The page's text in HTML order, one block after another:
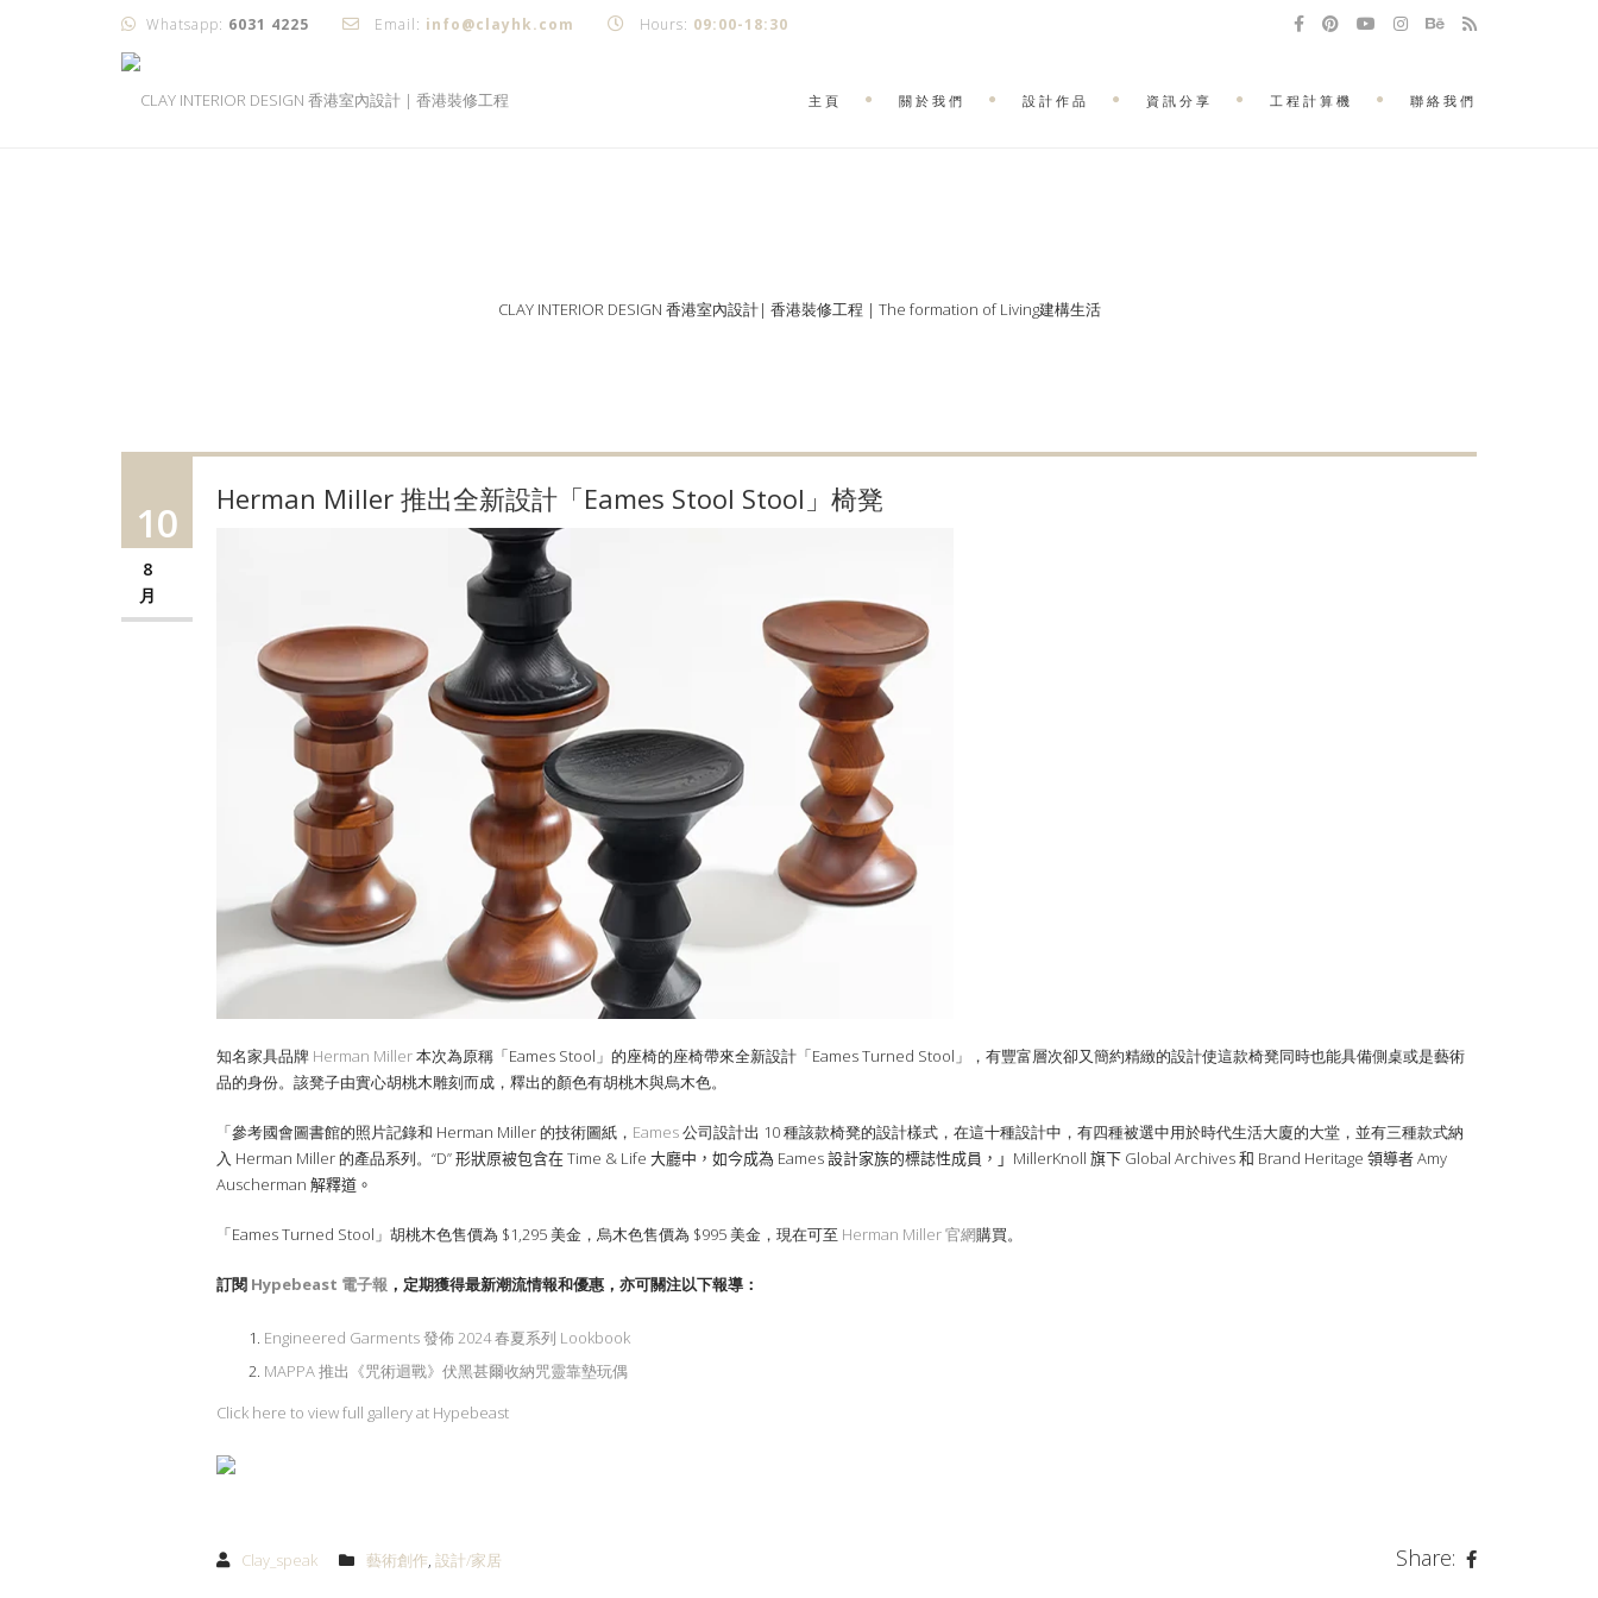
Whatsapp: 6031 4225 Email: info@clayhk.com Hours: 09:00-18:30
主頁 關於我們 設計作品 資訊分享 工程計算機 聯絡我們
CLAY INTERIOR DESIGN 香港室內設計| 香港裝修工程 | The formation of Living建構生活
10
8
月
Herman Miller 推出全新設計「Eames Stool Stool」椅凳
知名家具品牌 Herman Miller本次為原稱「Eames Stool」的座椅的座椅帶來全新設計「Eames Turned Stool」，有豐富層次卻又簡約精緻的設計使這款椅凳同時也能具備側桌或是藝術
品的身份。該凳子由實心胡桃木雕刻而成，釋出的顏色有胡桃木與烏木色。
「參考國會圖書館的照片記錄和 Herman Miller 的技術圖紙， Eames公司設計出 10 種該款椅凳的設計樣式，在這十種設計中，有四種被選中用於時代生活大廈的大堂，並有三種款式納
入 Herman Miller 的產品系列。 “D” 形狀原被包含在 Time & Life 大廳中，如今成為 Eames 設計家族的標誌性成員，」MillerKnoll 旗下 Global Archives 和 Brand Heritage 領導者 Amy
Auscherman 解釋道。
「Eames Turned Stool」胡桃木色售價為 $1,295 美金，烏木色售價為 $995 美金，現在可至 Herman Miller 官網購買。
訂閱 Hypebeast 電子報 ，定期獲得最新潮流情報和優惠，亦可關注以下報導：
Engineered Garments 發佈 2024 春夏系列 Lookbook
MAPPA 推出《咒術迴戰》伏黑甚爾收納咒靈靠墊玩偶
Click here to view full gallery at Hypebeast
Clay_speak 藝術創作, 設計/家居 Share: